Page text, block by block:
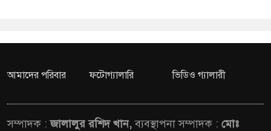
আমাদের পরিবার ফটোগ্যালারি ভিডিও গ্যালারী
সম্পাদক :জালালুর রশিদ খান,ব্যবস্থাপনা সম্পাদক : মোঃ